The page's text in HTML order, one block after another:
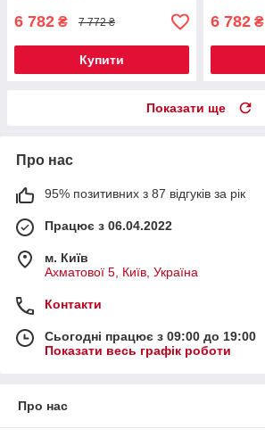
6 782 ₴ 7 772 ₴
Купити
6 782 ₴
Показати ще
Про нас
95% позитивних з 87 відгуків за рік
Працює з 06.04.2022
м. Київ
Ахматової 5, Київ, Україна
Контакти
Сьогодні працює з 09:00 до 19:00
Показати весь графік роботи
Про нас